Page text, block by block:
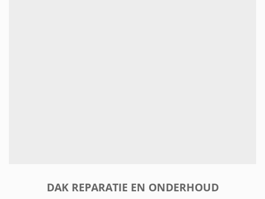
DAK REPARATIE EN ONDERHOUD